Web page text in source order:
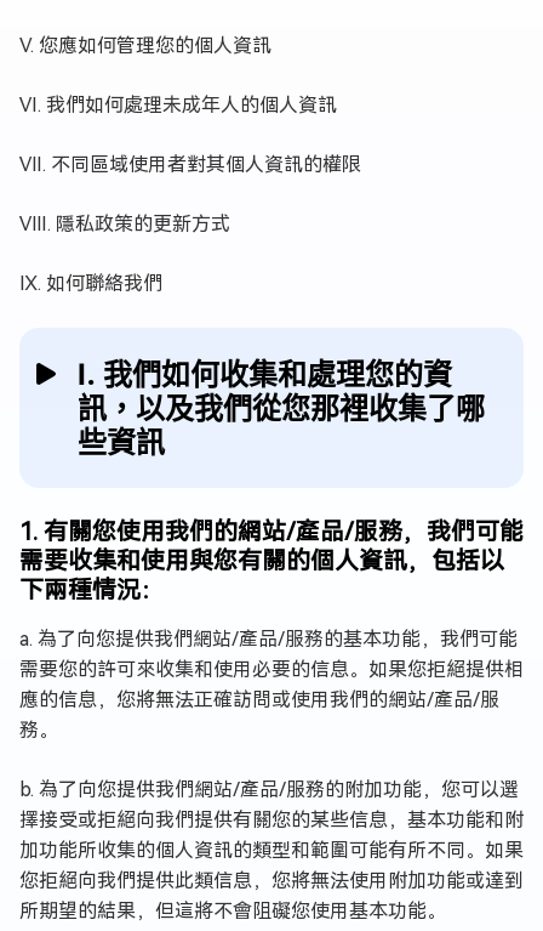
Ⅴ. 您應如何管理您的個人資訊
Ⅵ. 我們如何處理未成年人的個人資訊
Ⅶ. 不同區域使用者對其個人資訊的權限
Ⅷ. 隱私政策的更新方式
Ⅸ. 如何聯絡我們
Ⅰ. 我們如何收集和處理您的資
訊，以及我們從您那裡收集了哪
些資訊
1. 有關您使用我們的網站/產品/服務，我們可能
需要收集和使用與您有關的個人資訊，包括以
下兩種情況：
a. 為了向您提供我們網站/產品/服務的基本功能，我們可能
需要您的許可來收集和使用必要的信息。如果您拒絕提供相
應的信息，您將無法正確訪問或使用我們的網站/產品/服
務。
b. 為了向您提供我們網站/產品/服務的附加功能，您可以選
擇接受或拒絕向我們提供有關您的某些信息，基本功能和附
加功能所收集的個人資訊的類型和範圍可能有所不同。如果
您拒絕向我們提供此類信息，您將無法使用附加功能或達到
所期望的結果，但這將不會阻礙您使用基本功能。